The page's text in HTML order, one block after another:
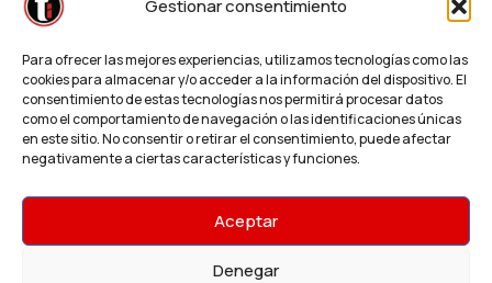
Gestionar consentimiento
Para ofrecer las mejores experiencias, utilizamos tecnologías como las
cookies para almacenar y/o acceder a la información del dispositivo. El
consentimiento de estas tecnologías nos permitirá procesar datos
como el comportamiento de navegación o las identificaciones únicas
en este sitio. No consentir o retirar el consentimiento, puede afectar
negativamente a ciertas características y funciones.
Aceptar
Denegar
LEER MÁS
© Teleimprenta.net | Todos los derechos
Regalalia
¿Necesitas un presupuesto o impresión
¿Cómo podemos ayudarte?